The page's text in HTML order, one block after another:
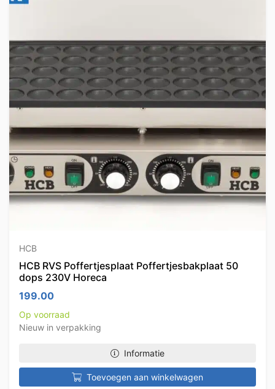
HCB
HCB RVS Poffertjesplaat Poffertjesbakplaat 50
dops 230V Horeca
199.00
Op voorraad
Nieuw in verpakking
Informatie
Toevoegen aan winkelwagen